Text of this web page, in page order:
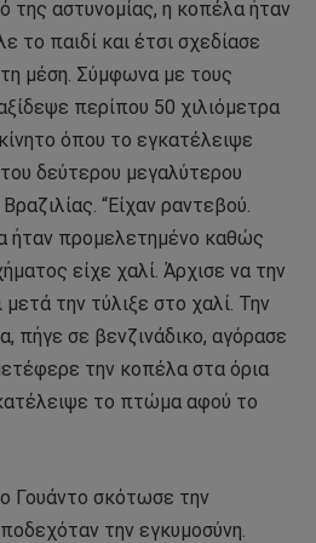
της αστυνομίας, η κοπέλα ήταν
το παιδί και έτσι σχεδίασε
μέση. Σύμφωνα με τους
περίπου 50 χιλιόμετρα
όπου το εγκατέλειψε
δεύτερου μεγαλύτερου
“Είχαν ραντεβού.
ήταν προμελετημένο καθώς
είχε χαλί. Άρχισε να την
την τύλιξε στο χαλί. Την
πήγε σε βενζινάδικο, αγόρασε
την κοπέλα στα όρια
το πτώμα αφού το
Γουάντο σκότωσε την
την εγκυμοσύνη.